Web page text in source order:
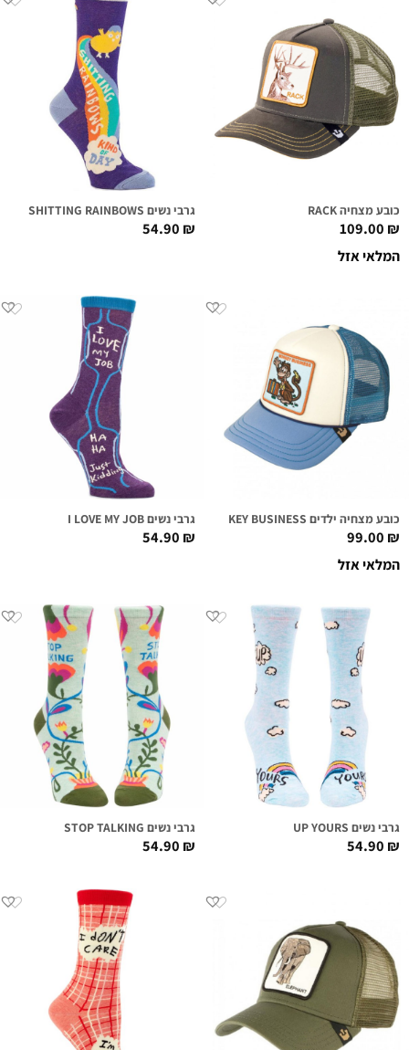
כובע מצחיה RACK
109.00₪
המלאי אזל
גרבי נשים SHITTING RAINBOWS
54.90₪
כובע מצחיה ילדים MONKEY BUSINESS
99.00₪
המלאי אזל
גרבי נשים I LOVE MY JOB
54.90₪
גרבי נשים UP YOURS
54.90₪
גרבי נשים STOP TALKING
54.90₪